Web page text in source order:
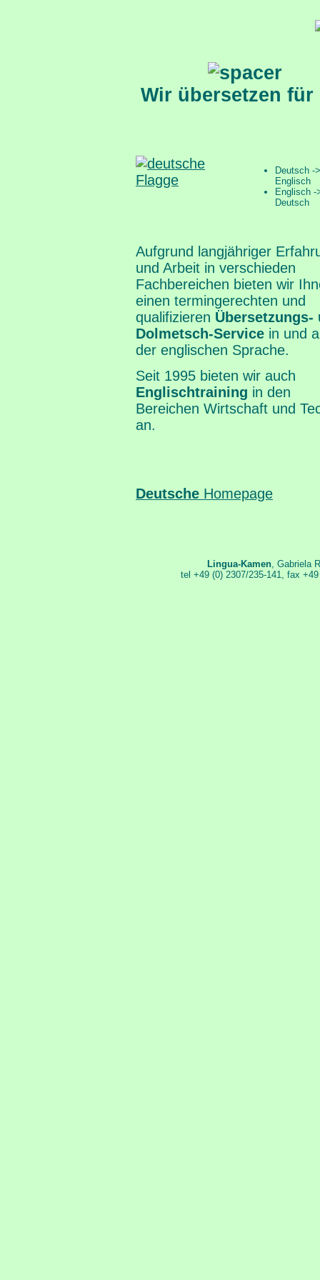
Wir übersetzen für
Deutsch ->
Englisch
Englisch -
Deutsch
Aufgrund langjähriger
und Arbeit in verschieden
Fachbereichen bieten wir
einen termingerechten und
qualifizieren Übersetzungs-
Dolmetsch-Service in und
der englischen Sprache.
Seit 1995 bieten wir auch
Englischtraining in den
Bereichen Wirtschaft und
an.
Deutsche Homepage
Lingua-Kamen, Gabriela
tel +49 (0) 2307/235-141, fax